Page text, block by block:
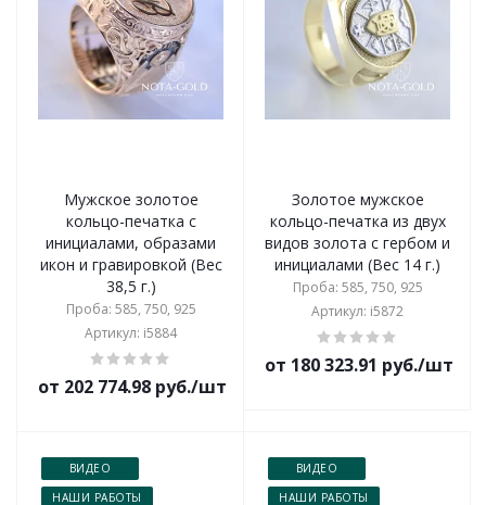
Мужское золотое
кольцо-печатка с
инициалами, образами
икон и гравировкой (Вес
38,5 г.)
Проба: 585, 750, 925
Артикул: i5884
от 202 774.98 руб./шт
Золотое мужское
кольцо-печатка из двух
видов золота с гербом и
инициалами (Вес 14 г.)
Проба: 585, 750, 925
Артикул: i5872
от 180 323.91 руб./шт
ВИДЕО
НАШИ РАБОТЫ
ВИДЕО
НАШИ РАБОТЫ